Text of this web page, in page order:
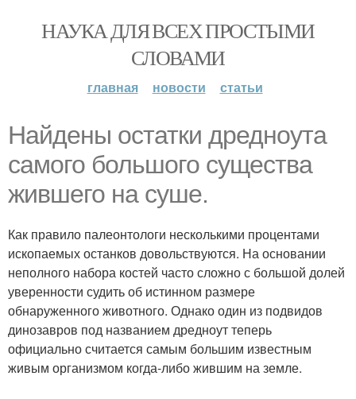
НАУКА ДЛЯ ВСЕХ ПРОСТЫМИ
СЛОВАМИ
главная новости статьи
Найдены остатки дредноута
самого большого существа
жившего на суше.
Как правило палеонтологи несколькими процентами
ископаемых останков довольствуются. На основании
неполного набора костей часто сложно с большой долей
уверенности судить об истинном размере
обнаруженного животного. Однако один из подвидов
динозавров под названием дредноут теперь
официально считается самым большим известным
живым организмом когда-либо жившим на земле.